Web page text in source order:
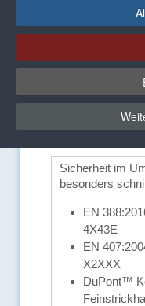
Vorteile und
Sicherheit im
besonders
EN
4X43E
EN
X2XXX
DuPont™